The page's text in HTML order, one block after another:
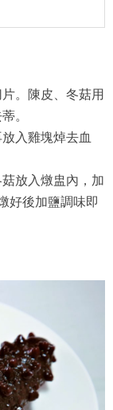
。陳皮、冬菇用
。
入雞塊焯去血
放入燉盅內，加
好後加鹽調味即